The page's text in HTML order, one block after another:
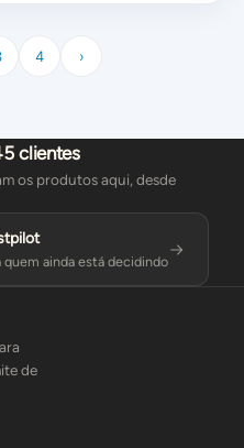
4 ›
clientes
os produtos aqui, desde
ainda está decidindo
de